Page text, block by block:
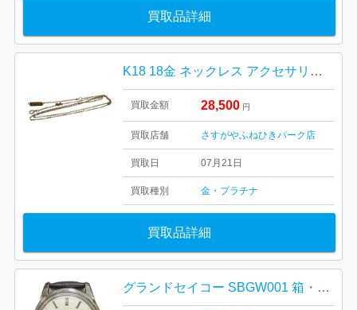
買取品詳細
K18 18金 ネックレス アクセサリー 破損ありOK 絡まりありOK
買取金額 28,500 円
買取店舗 さすがやふねひきパーク店
買取日 07月21日
買取種別 金・プラチナ
買取品詳細
グランドセイコー SBGW001 箱・付属品なし